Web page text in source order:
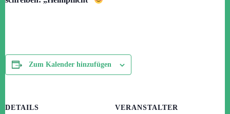
Zum Kalender hinzufügen
DETAILS
VERANSTALTER